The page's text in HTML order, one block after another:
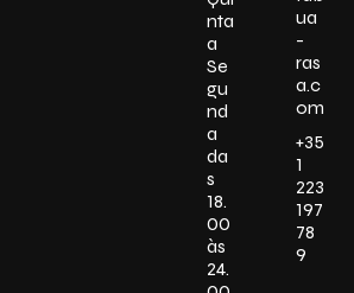
nta
a
Se
gu
nd
a
da
s
18.
00
às
24.
ua
-
ras
a.c
om
+35
1
223
197
78
9